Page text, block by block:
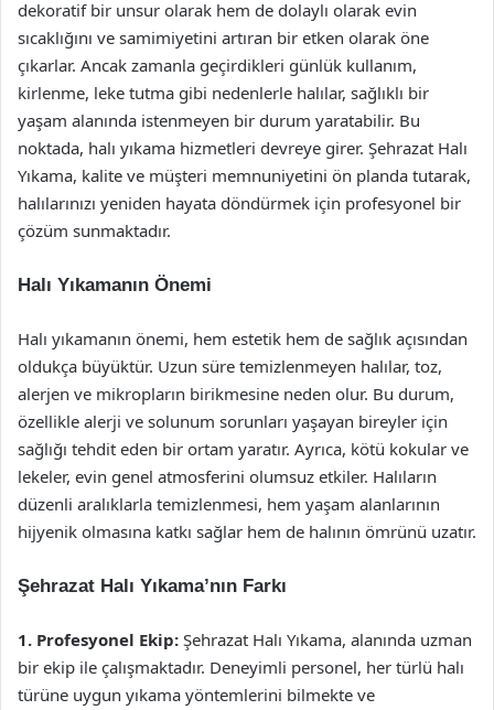
dekoratif bir unsur olarak hem de dolaylı olarak evin
sıcaklığını ve samimiyetini artıran bir etken olarak öne
çıkarlar. Ancak zamanla geçirdikleri günlük kullanım,
kirlenme, leke tutma gibi nedenlerle halılar, sağlıklı bir
yaşam alanında istenmeyen bir durum yaratabilir. Bu
noktada, halı yıkama hizmetleri devreye girer. Şehrazat Halı
Yıkama, kalite ve müşteri memnuniyetini ön planda tutarak,
halılarınızı yeniden hayata döndürmek için profesyonel bir
çözüm sunmaktadır.
Halı Yıkamanın Önemi
Halı yıkamanın önemi, hem estetik hem de sağlık açısından
oldukça büyüktür. Uzun süre temizlenmeyen halılar, toz,
alerjen ve mikropların birikmesine neden olur. Bu durum,
özellikle alerji ve solunum sorunları yaşayan bireyler için
sağlığı tehdit eden bir ortam yaratır. Ayrıca, kötü kokular ve
lekeler, evin genel atmosferini olumsuz etkiler. Halıların
düzenli aralıklarla temizlenmesi, hem yaşam alanlarının
hijyenik olmasına katkı sağlar hem de halının ömrünü uzatır.
Şehrazat Halı Yıkama’nın Farkı
1. Profesyonel Ekip: Şehrazat Halı Yıkama, alanında uzman
bir ekip ile çalışmaktadır. Deneyimli personel, her türlü halı
türüne uygun yıkama yöntemlerini bilmekte ve